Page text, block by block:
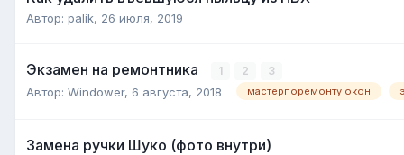
Автор: palik, 26 июля, 2019
Экзамен на ремонтника 1 2 3
Автор: Windower, 6 августа, 2018 мастерпоремонту окон
Замена ручки Шуко (фото внутри)